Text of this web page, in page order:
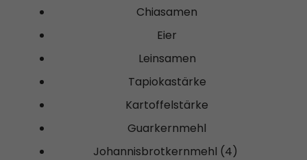
Chiasamen
Eier
Leinsamen
Tapiokastärke
Kartoffelstärke
Guarkernmehl
Johannisbrotkernmehl (4)